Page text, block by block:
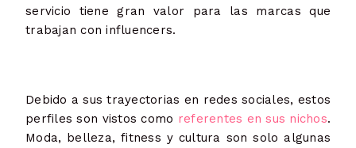
servicio tiene gran valor para las marcas que
trabajan con influencers.
Debido a sus trayectorias en redes sociales, estos
perfiles son vistos como referentes en sus nichos.
Moda, belleza, fitness y cultura son solo algunas